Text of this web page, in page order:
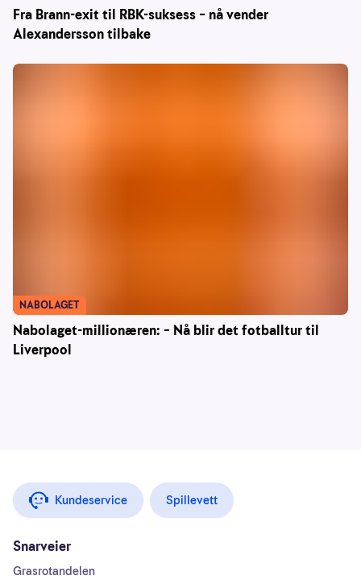
Fra Brann-exit til RBK-suksess – nå vender
Alexandersson tilbake
Nabolaget-millionæren: – Nå blir det fotballtur til
Liverpool
NABOLAGET
Kundeservice Spillevett
Snarveier
Grasrotandelen